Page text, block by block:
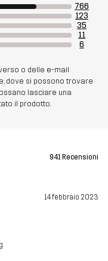
766
123
35
11
6
o delle e-mail
dove si possono trovare
lasciare una
il prodotto.
941 Recensioni
14 febbraio 2023